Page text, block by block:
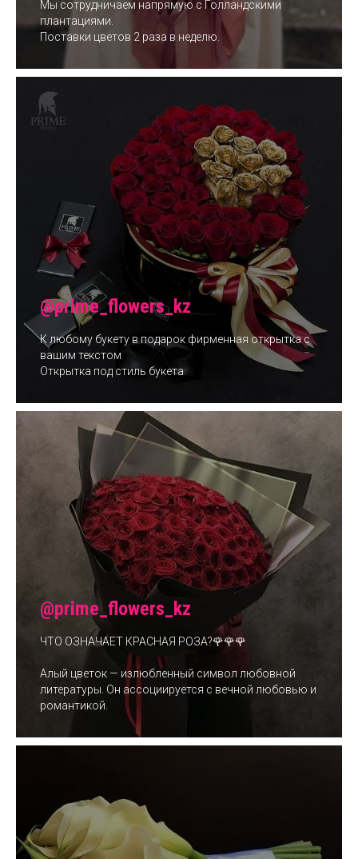
Мы сотрудничаем напрямую с Голландскими
плантациями.
Поставки цветов 2 раза в неделю.
@prime_flowers_kz
К любому букету в подарок фирменная открытка с
вашим текстом
Открытка под стиль букета
@prime_flowers_kz
ЧТО ОЗНАЧАЕТ КРАСНАЯ РОЗА?🌹🌹🌹
Алый цветок — излюбленный символ любовной
литературы. Он ассоциируется с вечной любовью и
романтикой.